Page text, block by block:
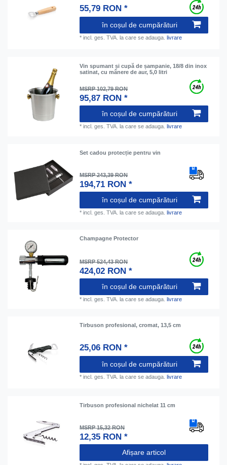
55,79 RON *
în coșul de cumpărături
*incl. ges. TVA. la care se adauga.livrare
Vin spumant și cupă de șampanie, 18/8 din inox
satinat, cu mânere de aur, 5,0 litri
MSRP 102,79 RON
95,87 RON *
în coșul de cumpărături
*incl. ges. TVA. la care se adauga. livrare
Set cadou protecție pentru vin
MSRP 243,39 RON
194,71 RON *
în coșul de cumpărături
*incl. ges. TVA. la care se adauga.livrare
Champagne Protector
MSRP 524,43 RON
424,02 RON *
în coșul de cumpărături
*incl. ges. TVA. la care se adauga.livrare
Tirbuson profesional, cromat, 13,5 cm
25,06 RON *
în coșul de cumpărături
*incl. ges. TVA. la care se adauga.livrare
Tirbuson profesional nichelat 11 cm
MSRP 15,32 RON
12,35 RON *
Afișare articol